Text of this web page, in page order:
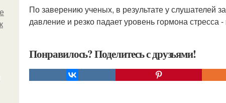
По заверению ученых, в результате у слушателей
давление и резко падает уровень гормона стресса -
Понравилось? Поделитесь с друзьями!